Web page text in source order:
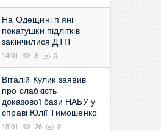
На Одещині п'яні
покатушки підлітків
закінчилися ДТП
14:01 6 0
Віталій Кулик заявив
про слабкість
доказової бази НАБУ у
справі Юлії Тимошенко
18:01 26 0